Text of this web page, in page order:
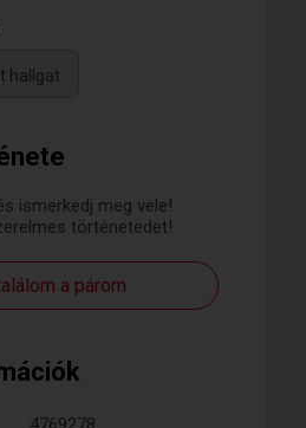
ismerkedj meg vele!
történetedet!
a párom
hallgat